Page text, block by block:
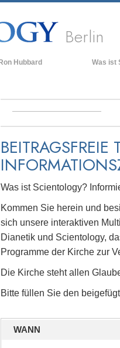
Berlin
Hubbard Was ist
Kodizes
Lernen Sie
Eine
Liebe und
Was ist Scientology?
Kommen Sie herein und
sich unsere interaktiven
Dianetik und Scientology,
Programme der Kirche zur
Die Kirche steht allen
Bitte füllen Sie den
WANN